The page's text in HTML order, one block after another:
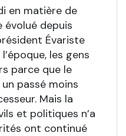
en matière de
évolué depuis
Évariste
les gens
parce que le
passé moins
Mais la
et politiques n’a
ont continué